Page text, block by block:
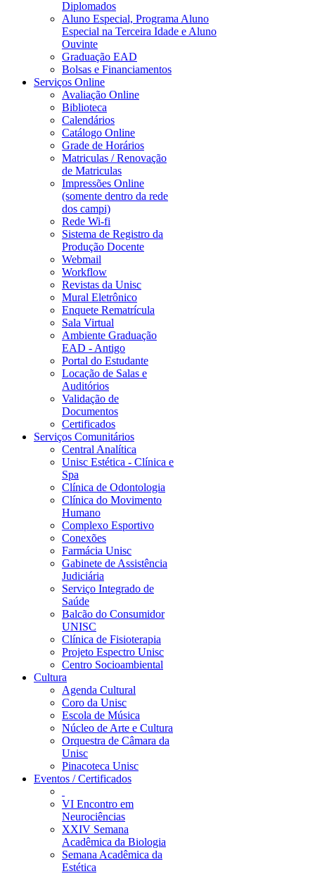
Diplomados
Aluno Especial, Programa Aluno
Especial na Terceira Idade e Aluno
Ouvinte
Graduação EAD
Bolsas e Financiamentos
Serviços Online
Avaliação Online
Biblioteca
Calendários
Catálogo Online
Grade de Horários
Matriculas / Renovação
de Matriculas
Impressões Online
(somente dentro da rede
dos campi)
Rede Wi-fi
Sistema de Registro da
Produção Docente
Webmail
Workflow
Revistas da Unisc
Mural Eletrônico
Enquete Rematrícula
Sala Virtual
Ambiente Graduação
EAD - Antigo
Portal do Estudante
Locação de Salas e
Auditórios
Validação de
Documentos
Certificados
Serviços Comunitários
Central Analítica
Unisc Estética - Clínica e
Spa
Clínica de Odontologia
Clínica do Movimento
Humano
Complexo Esportivo
Conexões
Farmácia Unisc
Gabinete de Assistência
Judiciária
Serviço Integrado de
Saúde
Balcão do Consumidor
UNISC
Clínica de Fisioterapia
Projeto Espectro Unisc
Centro Socioambiental
Cultura
Agenda Cultural
Coro da Unisc
Escola de Música
Núcleo de Arte e Cultura
Orquestra de Câmara da
Unisc
Pinacoteca Unisc
Eventos / Certificados
VI Encontro em
Neurociências
XXIV Semana
Acadêmica da Biologia
Semana Acadêmica da
Estética